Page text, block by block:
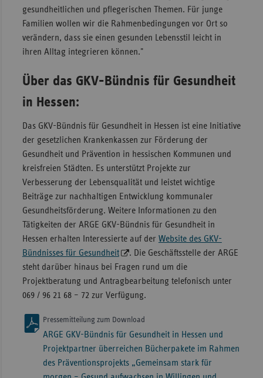
gesundheitlichen und pflegerischen Themen. Für junge
Familien wollen wir die Rahmenbedingungen vor Ort so
verändern, dass sie einen gesunden Lebensstil leicht in
ihren Alltag integrieren können."
Über das GKV-Bündnis für Gesundheit
in Hessen:
Das GKV-Bündnis für Gesundheit in Hessen ist eine Initiative
der gesetzlichen Krankenkassen zur Förderung der
Gesundheit und Prävention in hessischen Kommunen und
kreisfreien Städten. Es unterstützt Projekte zur
Verbesserung der Lebensqualität und leistet wichtige
Beiträge zur nachhaltigen Entwicklung kommunaler
Gesundheitsförderung. Weitere Informationen zu den
Tätigkeiten der ARGE GKV-Bündnis für Gesundheit in
Hessen erhalten Interessierte auf der Website des GKV-
Bündnisses für Gesundheit
. Die Geschäftsstelle der ARGE
steht darüber hinaus bei Fragen rund um die
Projektberatung und Antragbearbeitung telefonisch unter
069 / 96 21 68 – 72 zur Verfügung.
Pressemitteilung zum Download
ARGE GKV-Bündnis für Gesundheit in Hessen und
Projektpartner überreichen Bücherpakete im Rahmen
des Präventionsprojekts „Gemeinsam stark für